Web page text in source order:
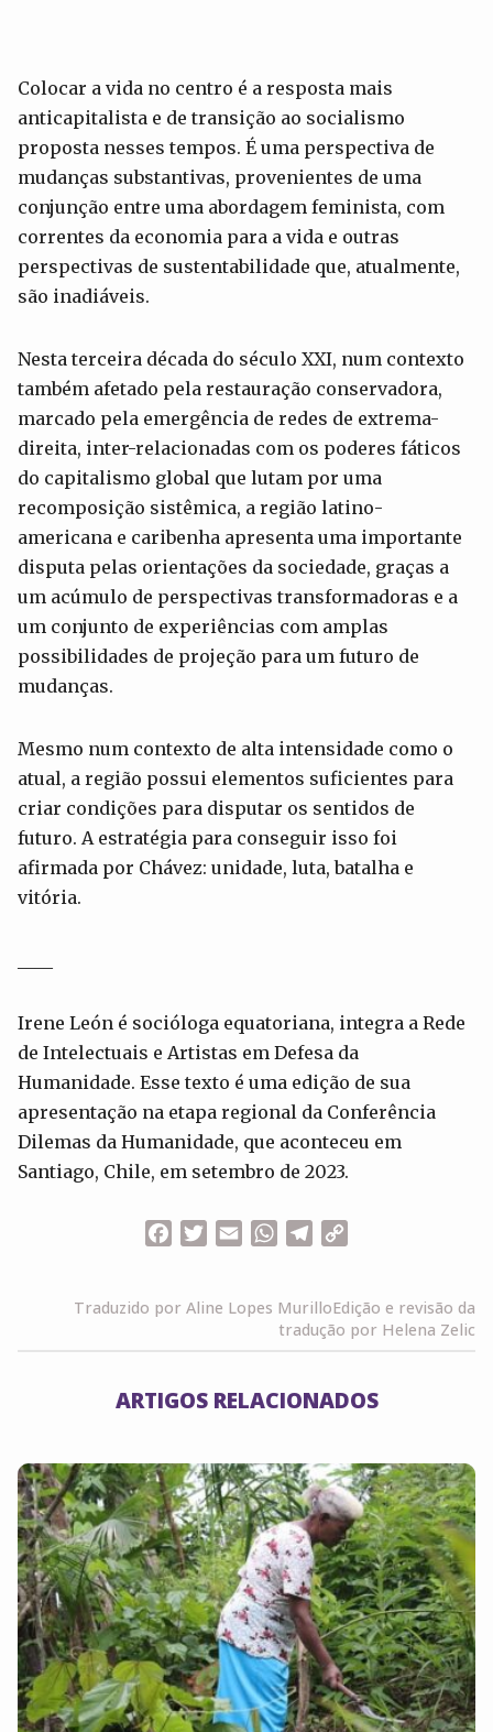
Colocar a vida no centro é a resposta mais
anticapitalista e de transição ao socialismo
proposta nesses tempos. É uma perspectiva de
mudanças substantivas, provenientes de uma
conjunção entre uma abordagem feminista, com
correntes da economia para a vida e outras
perspectivas de sustentabilidade que, atualmente,
são inadiáveis.
Nesta terceira década do século XXI, num contexto
também afetado pela restauração conservadora,
marcado pela emergência de redes de extrema-
direita, inter-relacionadas com os poderes fáticos
do capitalismo global que lutam por uma
recomposição sistêmica, a região latino-
americana e caribenha apresenta uma importante
disputa pelas orientações da sociedade, graças a
um acúmulo de perspectivas transformadoras e a
um conjunto de experiências com amplas
possibilidades de projeção para um futuro de
mudanças.
Mesmo num contexto de alta intensidade como o
atual, a região possui elementos suficientes para
criar condições para disputar os sentidos de
futuro. A estratégia para conseguir isso foi
afirmada por Chávez: unidade, luta, batalha e
vitória.
Irene León é socióloga equatoriana, integra a Rede
de Intelectuais e Artistas em Defesa da
Humanidade. Esse texto é uma edição de sua
apresentação na etapa regional da Conferência
Dilemas da Humanidade, que aconteceu em
Santiago, Chile, em setembro de 2023.
FacebookTwitterEmailWhatsApp
Telegram
Traduzido por Aline Lopes MurilloEdição e revisão da
tradução por Helena Zelic
ARTIGOS RELACIONADOS